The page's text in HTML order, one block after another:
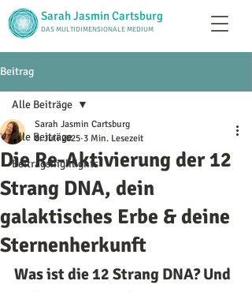
Sarah Jasmin Cartsburg
DAS MULTIDIMENSIONALE MEDIUM
Beitrag
Alle Beiträge
Beitragshighlights
Alle Beiträge
Die Re-Aktivierung der 12
Strang DNA, dein
galaktisches Erbe & deine
Sternenherkunft
Sarah Jasmin Cartsburg
8. Juli 2025 3 Min. Lesezeit
Was ist die 12 Strang DNA? Und